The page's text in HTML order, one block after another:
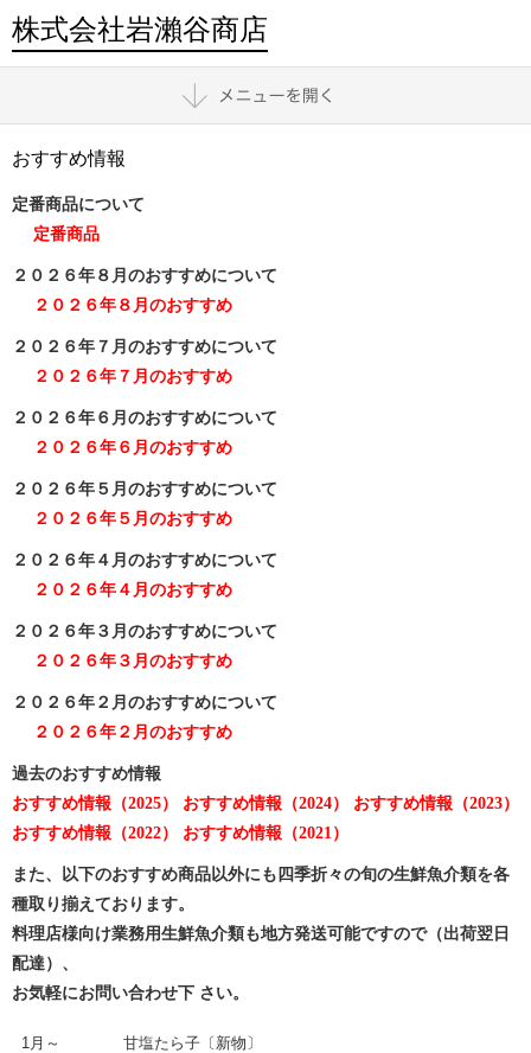
株式会社岩瀨谷商店
おすすめ情報
定番商品について
定番商品
２０２６年８月のおすすめについて
２０２６年８月のおすすめ
２０２６年７月のおすすめについて
２０２６年７月のおすすめ
２０２６年６月のおすすめについて
２０２６年６月のおすすめ
２０２６年５月のおすすめについて
２０２６年５月のおすすめ
２０２６年４月のおすすめについて
２０２６年４月のおすすめ
２０２６年３月のおすすめについて
２０２６年３月のおすすめ
２０２６年２月のおすすめについて
２０２６年２月のおすすめ
過去のおすすめ情報
おすすめ情報（2025）
おすすめ情報（2024）
おすすめ情報（2023）
おすすめ情報（2022）
おすすめ情報（2021）
また、以下のおすすめ商品以外にも四季折々の旬の生鮮魚介類を各
種取り揃えております。
料理店様向け業務用生鮮魚介類も地方発送可能ですので（出荷翌日
配達）、
お気軽にお問い合わせ下 さい。
1月～ 甘塩たら子〔新物〕